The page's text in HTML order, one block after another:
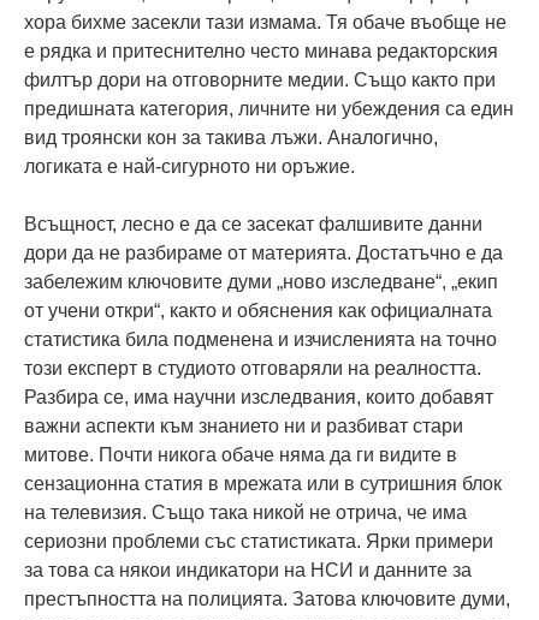
хора бихме засекли тази измама. Тя обаче въобще не
е рядка и притеснително често минава редакторския
филтър дори на отговорните медии. Също както при
предишната категория, личните ни убеждения са един
вид троянски кон за такива лъжи. Аналогично,
логиката е най-сигурното ни оръжие.
Всъщност, лесно е да се засекат фалшивите данни
дори да не разбираме от материята. Достатъчно е да
забележим ключовите думи „ново изследване“, „екип
от учени откри“, както и обяснения как официалната
статистика била подменена и изчисленията на точно
този експерт в студиото отговаряли на реалността.
Разбира се, има научни изследвания, които добавят
важни аспекти към знанието ни и разбиват стари
митове. Почти никога обаче няма да ги видите в
сензационна статия в мрежата или в сутришния блок
на телевизия. Също така никой не отрича, че има
сериозни проблеми със статистиката. Ярки примери
за това са някои индикатори на НСИ и данните за
престъпността на полицията. Затова ключовите думи,